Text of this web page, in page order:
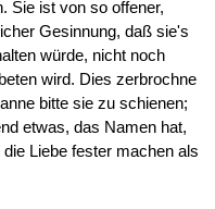
Sie ist von so offener,
Gesinnung, daß sie's
würde, nicht noch
wird. Dies zerbrochne
bitte sie zu schienen;
etwas, das Namen hat,
Liebe fester machen als